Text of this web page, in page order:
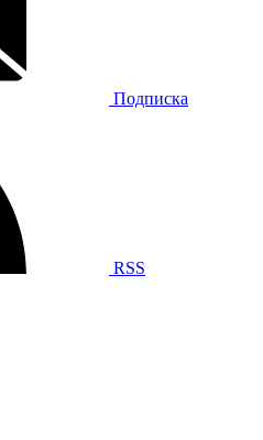
Подписка
RSS